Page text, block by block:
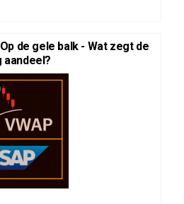
de gele balk - Wat zegt de
aandeel?